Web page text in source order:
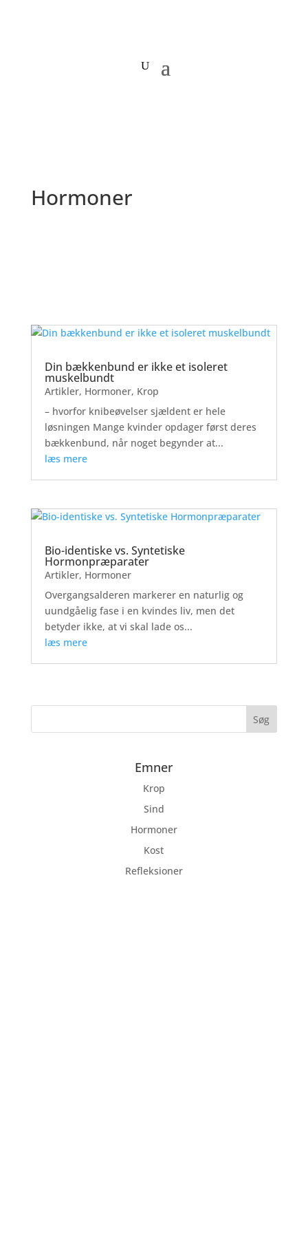
Hormoner
Din bækkenbund er ikke et isoleret
muskelbundt
Artikler, Hormoner, Krop
– hvorfor knibeøvelser sjældent er hele
løsningen Mange kvinder opdager først deres
bækkenbund, når noget begynder at...
læs mere
Bio-identiske vs. Syntetiske
Hormonpræparater
Artikler, Hormoner
Overgangsalderen markerer en naturlig og
uundgåelig fase i en kvindes liv, men det
betyder ikke, at vi skal lade os...
læs mere
Emner
Krop
Sind
Hormoner
Kost
Refleksioner